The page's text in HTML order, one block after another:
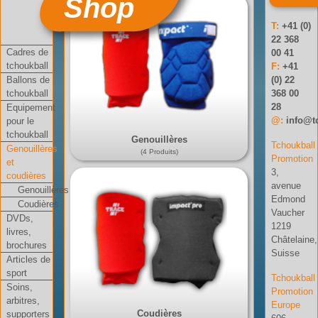
Shop
Cadres de
tchoukball
Ballons de
tchoukball
Equipement
pour le
tchoukball
Genouillères
et
coudières
Genouillères
Coudières
DVDs,
livres,
brochures
Articles de
sport
Soins,
arbitres,
supporters
Genouillères
(4 Produits)
Coudières
T:+41 (0)
22 368
00 41
F:+41
(0) 22
368 00
28
@:
Tchoukball
Promotion
3,
avenue
Edmond
Vaucher
1219
Châtelaine,
Suisse
Tchoukball
Promotion
Europe